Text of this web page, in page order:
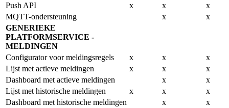
Push API
x x
x
MQTT-ondersteuning
x
x
GENERIEKE
PLATFORMSERVICE -
MELDINGEN
Configurator voor meldingsregels
x x
x
Lijst met actieve meldingen
x x
x
Dashboard met actieve meldingen
x
x
Lijst met historische meldingen
x x
x
Dashboard met historische meldingen
x
x